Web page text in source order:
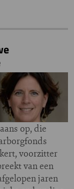
op, die
voorzitter
van een
jaren